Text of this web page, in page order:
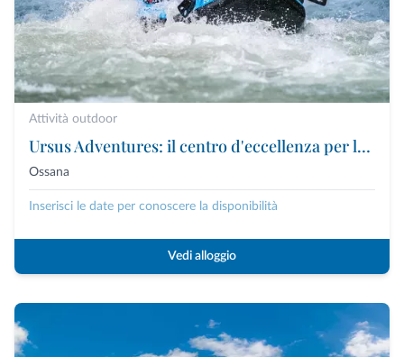
Attività outdoor
Ursus Adventures: il centro d'eccellenza per le attività outdoor premium in Trentino
Ossana
Inserisci le date per conoscere la disponibilità
Vedi alloggio